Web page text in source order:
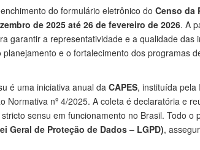
do formulário eletrônico do Censo da
de 2025 até 26 de fevereiro de 2026. A
garantir a representatividade e a qualidade das
e o fortalecimento dos programas
é uma iniciativa anual da CAPES, instituída pela
Normativa nº 4/2025. A coleta é declaratória e
sensu em funcionamento no Brasil. Todo o
Geral de Proteção de Dados – LGPD),